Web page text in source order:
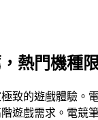
熱門機種
致的遊戲體驗。
遊戲需求。電競